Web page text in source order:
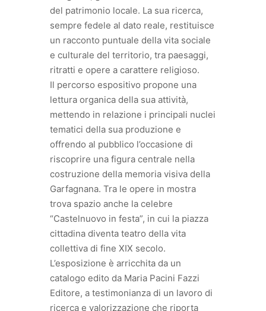
del patrimonio locale. La sua ricerca,
sempre fedele al dato reale, restituisce
un racconto puntuale della vita sociale
e culturale del territorio, tra paesaggi,
ritratti e opere a carattere religioso.
Il percorso espositivo propone una
lettura organica della sua attività,
mettendo in relazione i principali nuclei
tematici della sua produzione e
offrendo al pubblico l’occasione di
riscoprire una figura centrale nella
costruzione della memoria visiva della
Garfagnana. Tra le opere in mostra
trova spazio anche la celebre
“Castelnuovo in festa”, in cui la piazza
cittadina diventa teatro della vita
collettiva di fine XIX secolo.
L’esposizione è arricchita da un
catalogo edito da Maria Pacini Fazzi
Editore, a testimonianza di un lavoro di
ricerca e valorizzazione che riporta